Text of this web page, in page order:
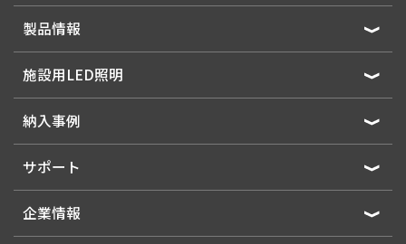
製品情報
施設用LED照明
納入事例
サポート
企業情報